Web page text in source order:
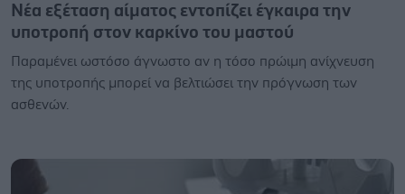
Νέα εξέταση αίματος εντοπίζει έγκαιρα την
υποτροπή στον καρκίνο του μαστού
Παραμένει ωστόσο άγνωστο αν η τόσο πρώιμη ανίχνευση
της υποτροπής μπορεί να βελτιώσει την πρόγνωση των
ασθενών.